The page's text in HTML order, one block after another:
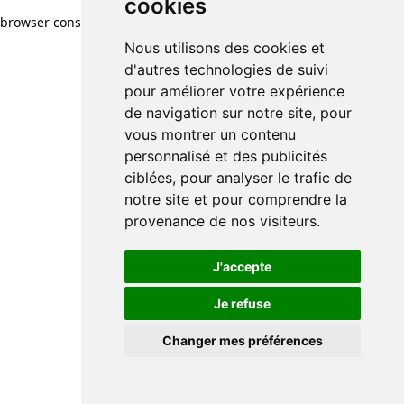
cookies
Nous utilisons des cookies et
d'autres technologies de suivi
pour améliorer votre expérience
de navigation sur notre site, pour
vous montrer un contenu
personnalisé et des publicités
ciblées, pour analyser le trafic de
notre site et pour comprendre la
provenance de nos visiteurs.
J'accepte
Je refuse
Changer mes préférences
browser console for more information)